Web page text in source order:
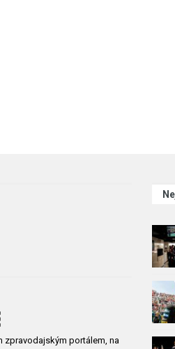
zpravodajským portálem, na